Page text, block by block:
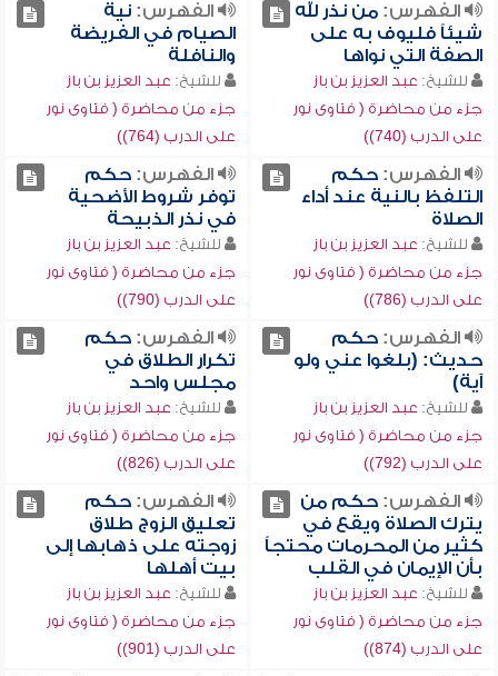
الفهرس:من نذر لله
شيئاً فليوف به على
الصفة التي نواها
للشيخ: عبد العزيز بن باز
جزء من محاضرة ( فتاوى نور
على الدرب (740))
الفهرس:نية
الصيام في الفريضة
والنافلة
للشيخ: عبد العزيز بن باز
جزء من محاضرة ( فتاوى نور
على الدرب (764))
الفهرس:حكم
التلفظ بالنية عند أداء
الصلاة
للشيخ: عبد العزيز بن باز
جزء من محاضرة ( فتاوى نور
على الدرب (786))
الفهرس:حكم
توفر شروط الأضحية
في نذر الذبيحة
للشيخ: عبد العزيز بن باز
جزء من محاضرة ( فتاوى نور
على الدرب (790))
الفهرس:حكم
حديث: (بلغوا عني ولو
آية)
للشيخ: عبد العزيز بن باز
جزء من محاضرة ( فتاوى نور
على الدرب (792))
الفهرس:حكم
تكرار الطلاق في
مجلس واحد
للشيخ: عبد العزيز بن باز
جزء من محاضرة ( فتاوى نور
على الدرب (826))
الفهرس:حكم من
يترك الصلاة ويقع في
كثير من المحرمات محتجاً
بأن الإيمان في القلب
للشيخ: عبد العزيز بن باز
جزء من محاضرة ( فتاوى نور
على الدرب (874))
الفهرس:حكم
تعليق الزوج طلاق
زوجته على ذهابها إلى
بيت أهلها
للشيخ: عبد العزيز بن باز
جزء من محاضرة ( فتاوى نور
على الدرب (901))